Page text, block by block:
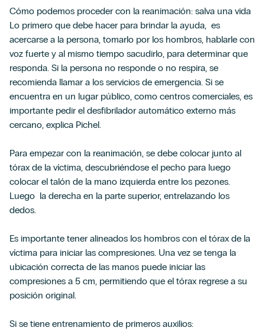
Cómo podemos proceder con la reanimación: salva una vida
Lo primero que debe hacer para brindar la ayuda, es
acercarse a la persona, tomarlo por los hombros, hablarle con
voz fuerte y al mismo tiempo sacudirlo, para determinar que
responda. Si la persona no responde o no respira, se
recomienda llamar a los servicios de emergencia. Si se
encuentra en un lugar público, como centros comerciales, es
importante pedir el desfibrilador automático externo más
cercano, explica Pichel.
Para empezar con la reanimación, se debe colocar junto al
tórax de la víctima, descubriéndose el pecho para luego
colocar el talón de la mano izquierda entre los pezones.
Luego la derecha en la parte superior, entrelazando los
dedos.
Es importante tener alineados los hombros con el tórax de la
víctima para iniciar las compresiones. Una vez se tenga la
ubicación correcta de las manos puede iniciar las
compresiones a 5 cm, permitiendo que el tórax regrese a su
posición original.
Si se tiene entrenamiento de primeros auxilios: